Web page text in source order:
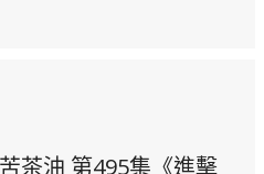
茶油 第495集《進擊